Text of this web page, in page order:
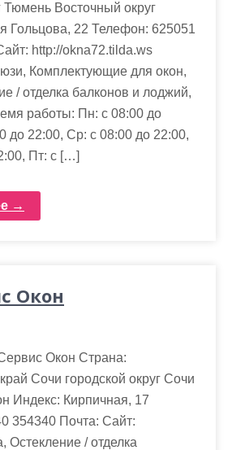
Тюмень Восточный округ
Гольцова, 22 Телефон: 625051
http://okna72.tilda.ws
Комплектующие для окон,
/ отделка балконов и лоджий,
работы: Пн: с 08:00 до
до 22:00, Ср: с 08:00 до 22:00,
Пт: с […]
→
Окон
Окон Страна:
Сочи городской округ Сочи
Индекс: Кирпичная, 17
354340 Почта: Cайт:
Остекление / отделка